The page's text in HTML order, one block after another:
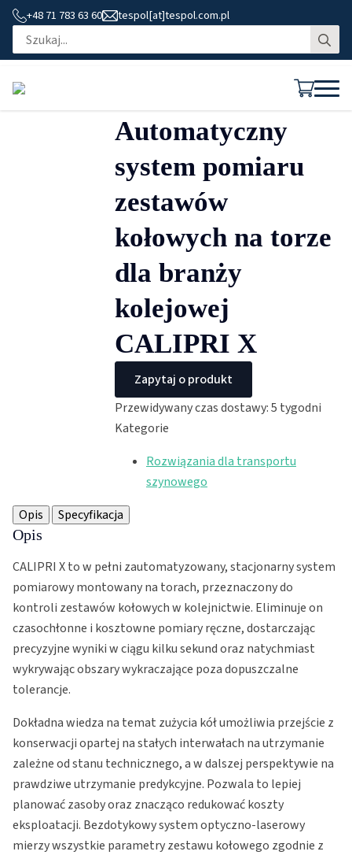
+48 71 783 63 60 tespol[at]tespol.com.pl
Automatyczny
system pomiaru
zestawów
kołowych na torze
dla branży
kolejowej
CALIPRI X
Zapytaj o produkt
Przewidywany czas dostawy: 5 tygodni
Kategorie
Rozwiązania dla transportu
szynowego
Opis
Specyfikacja
Opis
CALIPRI X to w pełni zautomatyzowany, stacjonarny system
pomiarowy montowany na torach, przeznaczony do
kontroli zestawów kołowych w kolejnictwie. Eliminuje on
czasochłonne i kosztowne pomiary ręczne, dostarczając
precyzyjne wyniki w ciągu kilku sekund oraz natychmiast
wykrywając obszary wykraczające poza dopuszczalne
tolerancje.
Dokładna wiedza na temat zużycia kół umożliwia przejście z
konserwacji opartej na stałych interwałach na utrzymanie
zależne od stanu technicznego, a w dalszej perspektywie na
prawdziwe utrzymanie predykcyjne. Pozwala to lepiej
planować zasoby oraz znacząco redukować koszty
eksploatacji. Bezdotykowy system optyczno-laserowy
mierzy wszystkie parametry zestawu kołowego zgodnie z